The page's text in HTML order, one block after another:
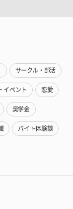
サークル・部活
イベント 恋愛
奨学金
バイト体験談